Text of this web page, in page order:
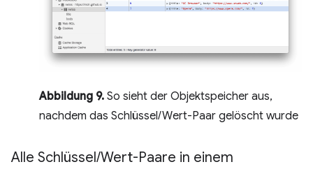
Abbildung 9. So sieht der Objektspeicher aus,
nachdem das Schlüssel/Wert-Paar gelöscht wurde
Alle Schlüssel/Wert-Paare in einem